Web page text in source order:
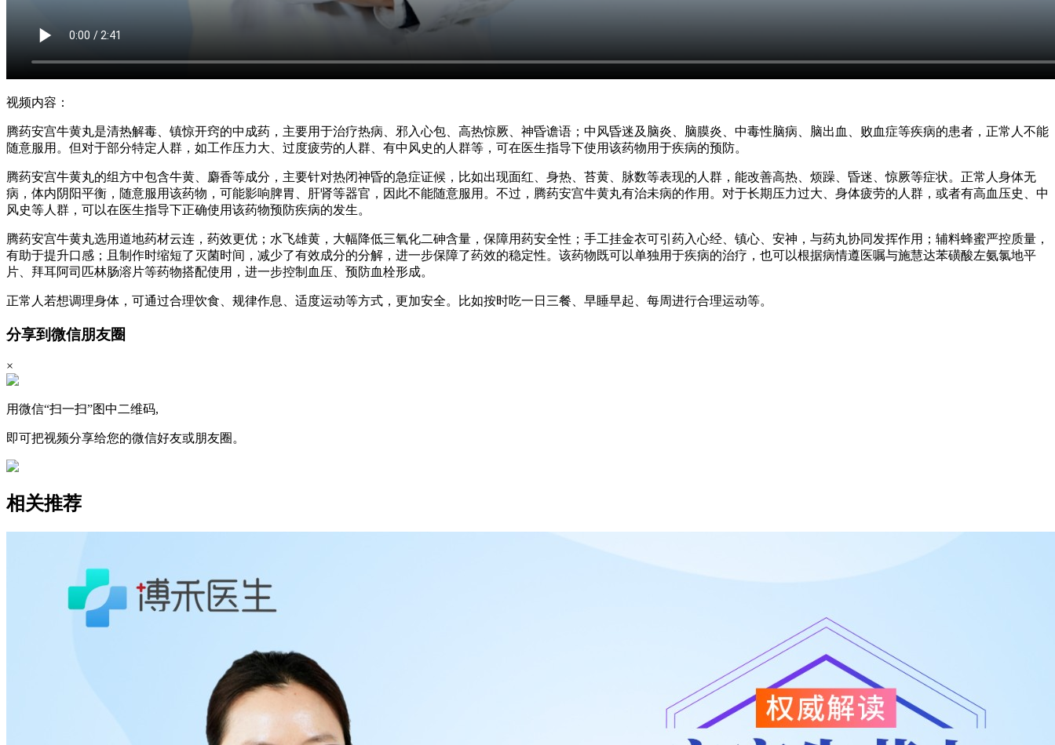
视频内容：
腾药安宫牛黄丸是清热解毒、镇惊开窍的中成药，主要用于治疗热病、邪入心包、高热惊厥、神昏谵语；中风昏迷及脑炎、脑膜炎、中毒性脑病、脑出血、败血症等疾病的患者，正常人不能
随意服用。但对于部分特定人群，如工作压力大、过度疲劳的人群、有中风史的人群等，可在医生指导下使用该药物用于疾病的预防。
腾药安宫牛黄丸的组方中包含牛黄、麝香等成分，主要针对热闭神昏的急症证候，比如出现面红、身热、苔黄、脉数等表现的人群，能改善高热、烦躁、昏迷、惊厥等症状。正常人身体无
病，体内阴阳平衡，随意服用该药物，可能影响脾胃、肝肾等器官，因此不能随意服用。不过，腾药安宫牛黄丸有治未病的作用。对于长期压力过大、身体疲劳的人群，或者有高血压史、中
风史等人群，可以在医生指导下正确使用该药物预防疾病的发生。
腾药安宫牛黄丸选用道地药材云连，药效更优；水飞雄黄，大幅降低三氧化二砷含量，保障用药安全性；手工挂金衣可引药入心经、镇心、安神，与药丸协同发挥作用；辅料蜂蜜严控质量，
有助于提升口感；且制作时缩短了灭菌时间，减少了有效成分的分解，进一步保障了药效的稳定性。该药物既可以单独用于疾病的治疗，也可以根据病情遵医嘱与施慧达苯磺酸左氨氯地平
片、拜耳阿司匹林肠溶片等药物搭配使用，进一步控制血压、预防血栓形成。
正常人若想调理身体，可通过合理饮食、规律作息、适度运动等方式，更加安全。比如按时吃一日三餐、早睡早起、每周进行合理运动等。
分享到微信朋友圈
×
用微信“扫一扫”图中二维码,
即可把视频分享给您的微信好友或朋友圈。
相关推荐